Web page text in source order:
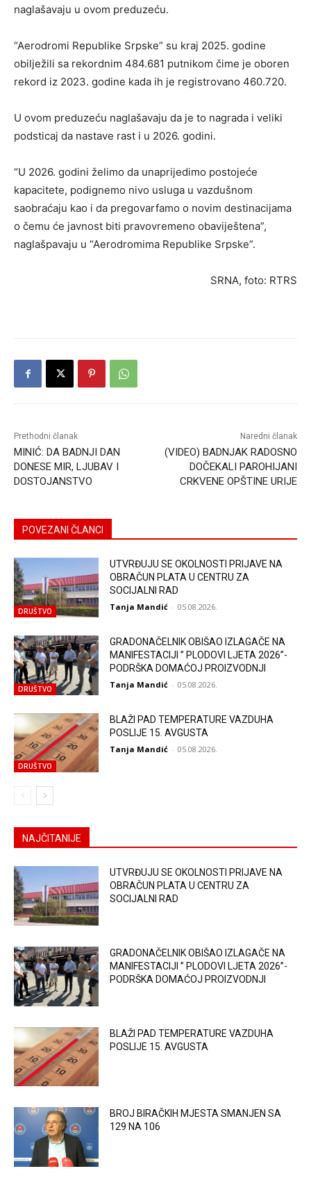
naglašavaju u ovom preduzeću.
“Aerodromi Republike Srpske” su kraj 2025. godine
obilježili sa rekordnim 484.681 putnikom čime je oboren
rekord iz 2023. godine kada ih je registrovano 460.720.
U ovom preduzeću naglašavaju da je to nagrada i veliki
podsticaj da nastave rast i u 2026. godini.
“U 2026. godini želimo da unaprijedimo postojeće
kapacitete, podignemo nivo usluga u vazdušnom
saobraćaju kao i da pregovarfamo o novim destinacijama
o čemu će javnost biti pravovremeno obaviještena”,
naglašpavaju u “Aerodromima Republike Srpske”.
SRNA, foto: RTRS
Prethodni članak
MINIĆ: DA BADNJI DAN
DONESE MIR, LJUBAV I
DOSTOJANSTVO
Naredni članak
(VIDEO) BADNJAK RADOSNO
DOČEKALI PAROHIJANI
CRKVENE OPŠTINE URIJE
POVEZANI ČLANCI
DRUŠTVO
UTVRĐUJU SE OKOLNOSTI PRIJAVE NA
OBRAČUN PLATA U CENTRU ZA
SOCIJALNI RAD
Tanja Mandić - 05.08.2026.
DRUŠTVO
GRADONAČELNIK OBIŠAO IZLAGAČE NA
MANIFESTACIJI ” PLODOVI LJETA 2026”-
PODRŠKA DOMAĆOJ PROIZVODNJI
Tanja Mandić - 05.08.2026.
DRUŠTVO
BLAŽI PAD TEMPERATURE VAZDUHA
POSLIJE 15. AVGUSTA
Tanja Mandić - 05.08.2026.
NAJČITANIJE
UTVRĐUJU SE OKOLNOSTI PRIJAVE NA
OBRAČUN PLATA U CENTRU ZA
SOCIJALNI RAD
GRADONAČELNIK OBIŠAO IZLAGAČE NA
MANIFESTACIJI ” PLODOVI LJETA 2026”-
PODRŠKA DOMAĆOJ PROIZVODNJI
BLAŽI PAD TEMPERATURE VAZDUHA
POSLIJE 15. AVGUSTA
BROJ BIRAČKIH MJESTA SMANJEN SA
129 NA 106